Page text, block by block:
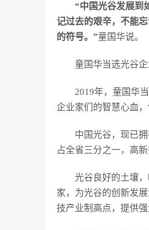
“中国光谷发展到
记过去的艰辛，不能
的符号。”童国华说。
童国华当选光谷
2019年，童国华
企业家们的智慧心血
中国光谷，现已
占全省三分之一，高
光谷良好的土壤
家，为光谷的创新发
技产业制高点，提供强